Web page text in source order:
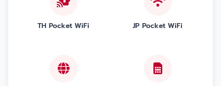
TH Pocket WiFi JP Pocket WiFi